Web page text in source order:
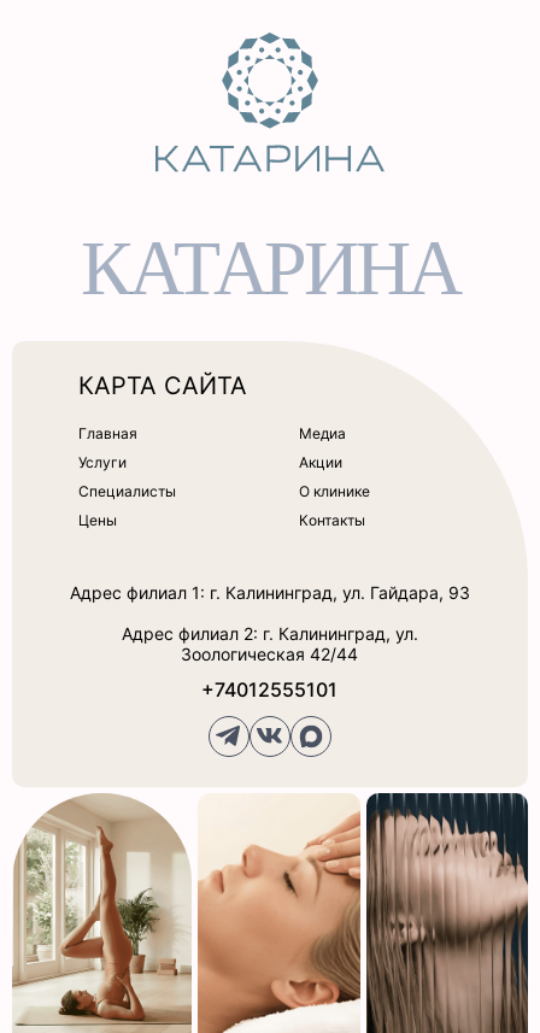
КАТАРИНА
КАРТА САЙТА
Главная
Услуги
Специалисты
Цены
Медиа
Акции
О клинике
Контакты
Адрес филиал 1: г. Калининград, ул. Гайдара, 93
Адрес филиал 2: г. Калининград, ул.
Зоологическая 42/44
+74012555101